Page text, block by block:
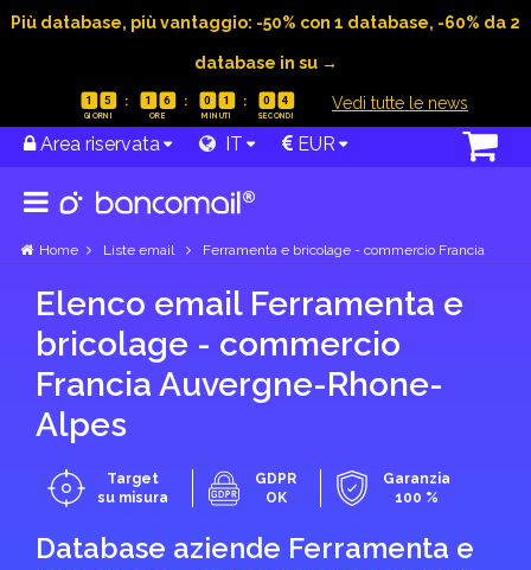
Più database, più vantaggio: -50% con 1 database, -60% da 2
database in su →
1 5 1 6 0 1 0 3 Vedi tutte le news
Area riservata IT EUR
Home Liste email Ferramenta e bricolage - commercio Francia
Elenco email Ferramenta e
bricolage - commercio
Francia Auvergne-Rhone-
Alpes
Target
su misura
GDPR
OK
Garanzia
100 %
Database aziende Ferramenta e